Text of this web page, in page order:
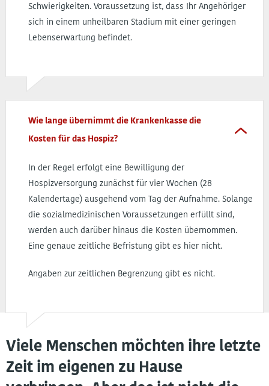
Schwierigkeiten. Voraussetzung ist, dass Ihr Angehöriger
sich in einem unheilbaren Stadium mit einer geringen
Lebenserwartung befindet.
Wie lange übernimmt die Krankenkasse die
Kosten für das Hospiz?
In der Regel erfolgt eine Bewilligung der
Hospizversorgung zunächst für vier Wochen (28
Kalendertage) ausgehend vom Tag der Aufnahme. Solange
die sozialmedizinischen Voraussetzungen erfüllt sind,
werden auch darüber hinaus die Kosten übernommen.
Eine genaue zeitliche Befristung gibt es hier nicht.
Angaben zur zeitlichen Begrenzung gibt es nicht.
Viele Menschen möchten ihre letzte
Zeit im eigenen zu Hause